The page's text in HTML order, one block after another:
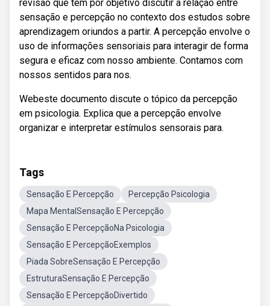
revisão que tem por objetivo discutir a relação entre
sensação e percepção no contexto dos estudos sobre
aprendizagem oriundos a partir. A percepção envolve o
uso de informações sensoriais para interagir de forma
segura e eficaz com nosso ambiente. Contamos com
nossos sentidos para nos.
Webeste documento discute o tópico da percepção
em psicologia. Explica que a percepção envolve
organizar e interpretar estímulos sensorais para.
Tags
Sensação E Percepção
Percepção Psicologia
Mapa MentalSensação E Percepção
Sensação E PercepçãoNa Psicologia
Sensação E PercepçãoExemplos
Piada SobreSensação E Percepção
EstruturaSensação E Percepção
Sensação E PercepçãoDivertido